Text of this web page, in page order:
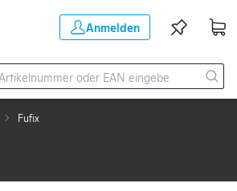
Anmelden
Fufix